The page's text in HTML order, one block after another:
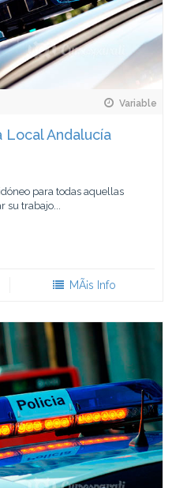
Variable
Local Andalucía
para todas aquellas
su trabajo...
MÃ¡s Info